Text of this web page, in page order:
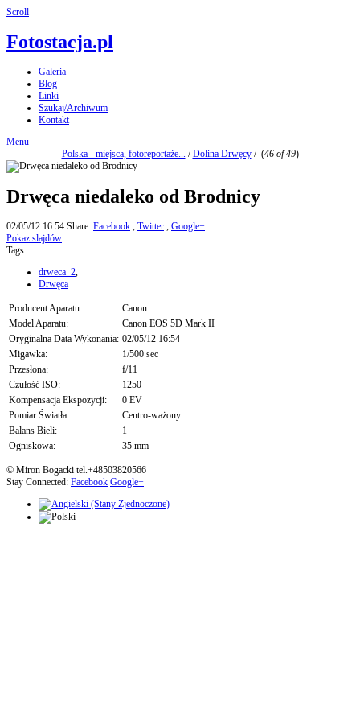
Scroll
Fotostacja.pl
Galeria
Blog
Linki
Szukaj/Archiwum
Kontakt
Menu
Polska - miejsca, fotoreportaże... /Dolina Drwęcy/ (46 of 49)
Drwęca niedaleko od Brodnicy
02/05/12 16:54 Share: Facebook , Twitter , Google+
Pokaz slajdów
Tags:
drweca_2,
Drwęca
Producent Aparatu:
Canon
Model Aparatu:
Canon EOS 5D Mark II
Oryginalna Data Wykonania: 02/05/12 16:54
Migawka:
1/500 sec
Przesłona:
f/11
Czułość ISO:
1250
Kompensacja Ekspozycji:
0 EV
Pomiar Światła:
Centro-ważony
Balans Bieli:
1
Ogniskowa:
35 mm
© Miron Bogacki tel.+48503820566
Stay Connected: Facebook Google+